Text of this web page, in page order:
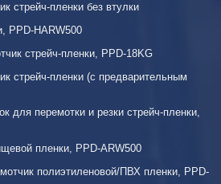
стрейч-пленки без втулки
PPD-HARW500
стрейч-пленки, PPD-18KG
стрейч-пленки (с предварительным
для перемотки и резки стрейч-пленки,
пленки, PPD-ARW500
полиэтиленовой/ПВХ пленки, PPD-